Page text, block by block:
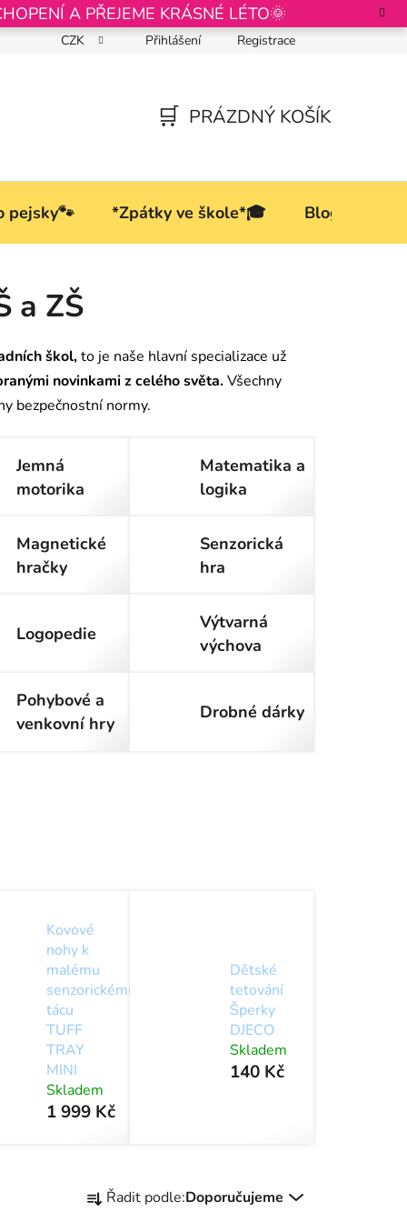
A PŘEJEME KRÁSNÉ LÉTO🌞
Podmínky ochrany osobních údajů
CZK Přihlášení Registrace
KOŠÍK
PRÁZDNÝ KOŠÍK
pejsky🐾 *Zpátky ve škole*🎓 Blog
a ZŠ
škol,to je naše hlavní specializace už
novinkami z celého světa.Všechny
bezpečnostní normy.
Jemná
motorika
Matematika a
logika
Magnetické
hračky
Senzorická
hra
Logopedie
Výtvarná
výchova
Pohybové a
venkovní hry
Drobné dárky
Kovové
nohy k
malému
senzorickému
tácu
TUFF
TRAY
MINI
Skladem
1 999 Kč
Dětské
tetování
Šperky
DJECO
Skladem
140 Kč
a Řadit podle:Doporučujeme